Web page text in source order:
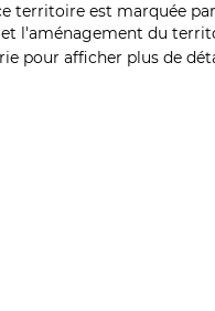
territoire est marquée
l'aménagement du
pour afficher plus de